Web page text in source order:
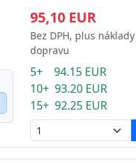
95,10 EUR
Bez DPH, plus
dopravu
5+ 94.15 EUR
10+ 93.20 EUR
15+ 92.25 EUR